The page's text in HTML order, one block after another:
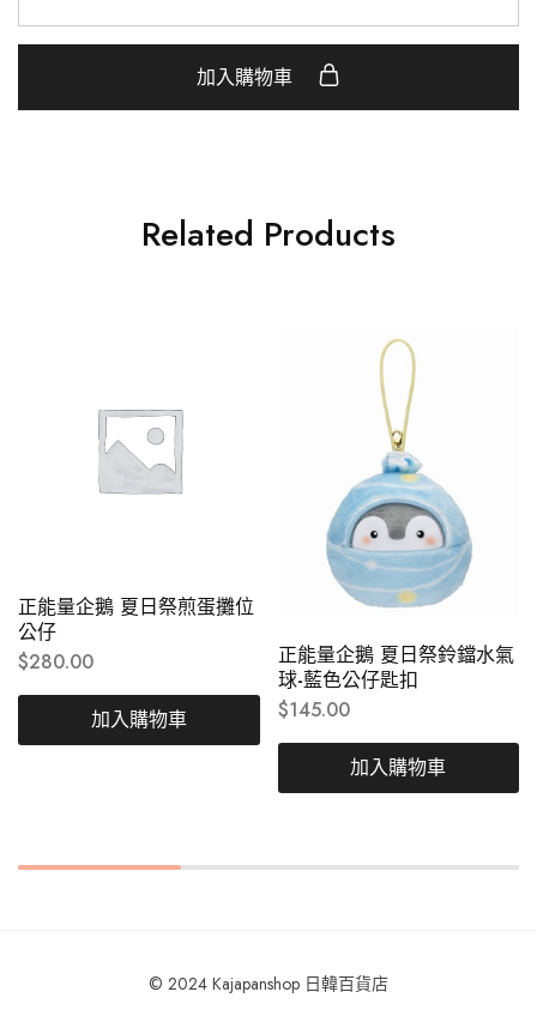
加入購物車
Related Products
正能量企鵝 夏日祭煎蛋攤位
公仔
$280.00
加入購物車
正能量企鵝 夏日祭鈴鐺水氣
球-藍色公仔匙扣
$145.00
加入購物車
© 2024 Kajapanshop 日韓百貨店